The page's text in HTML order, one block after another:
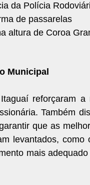
da Polícia
de passarelas
altura de Coroa
Municipal
reforçaram
Também
que as
levantados,
mais